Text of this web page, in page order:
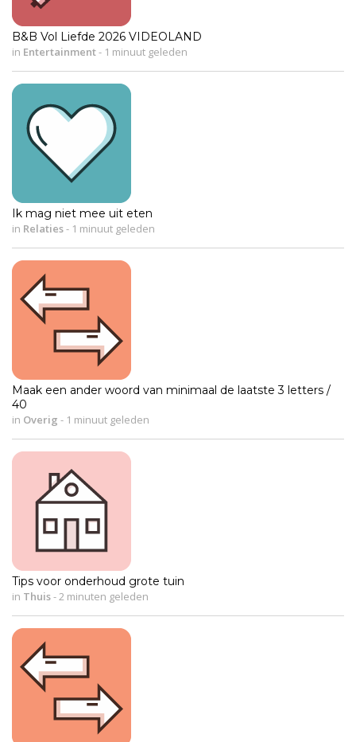
B&B Vol Liefde 2026 VIDEOLAND
in Entertainment- 1 minuut geleden
Ik mag niet mee uit eten
in Relaties- 1 minuut geleden
Maak een ander woord van minimaal de laatste 3 letters /
40
in Overig - 1 minuut geleden
Tips voor onderhoud grote tuin
in Thuis-2 minuten geleden